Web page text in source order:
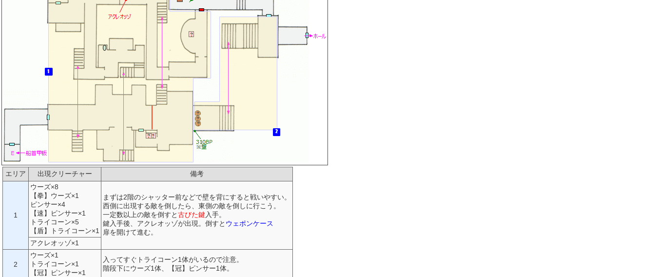
エリア 出現クリーチャー 備考
1
ウーズ×8
【拳】ウーズ×1
ピンサー×4
【速】ピンサー×1
トライコーン×5
【盾】トライコーン×1
まずは2階のシャッター前などで壁を背にすると戦いやすい。
西側に出現する敵を倒したら、東側の敵を倒しに行こう。
一定数以上の敵を倒すと古びた鍵 入手。
鍵入手後、アクレオッゾが出現。倒すと ウェポンケース
扉を開けて進む。
アクレオッゾ×1
2
ウーズ×1
トライコーン×1
【冠】ピンサー×1
入ってすぐトライコーン1体がいるので注意。
階段下にウーズ1体、【冠】ピンサー1体。